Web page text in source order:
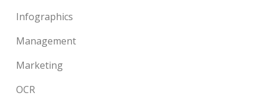
Infographics
Management
Marketing
OCR